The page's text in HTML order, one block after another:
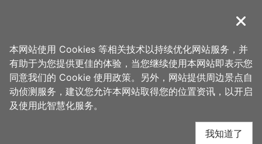
導覽
首页 > 购好物 > 购物快搜
大园市场-万佳香肉松
人气：7922
关闭
本网站使用 Cookies 等相关技术以持续优化网站服务，并
有助于为您提供更佳的体验，当您继续使用本网站即表示您
同意我们的 Cookie 使用政策。另外，网站提供周边景点自
动侦测服务，建议您允许本网站取得您的位置资讯，以开启
及使用此智慧化服务。
我知道了